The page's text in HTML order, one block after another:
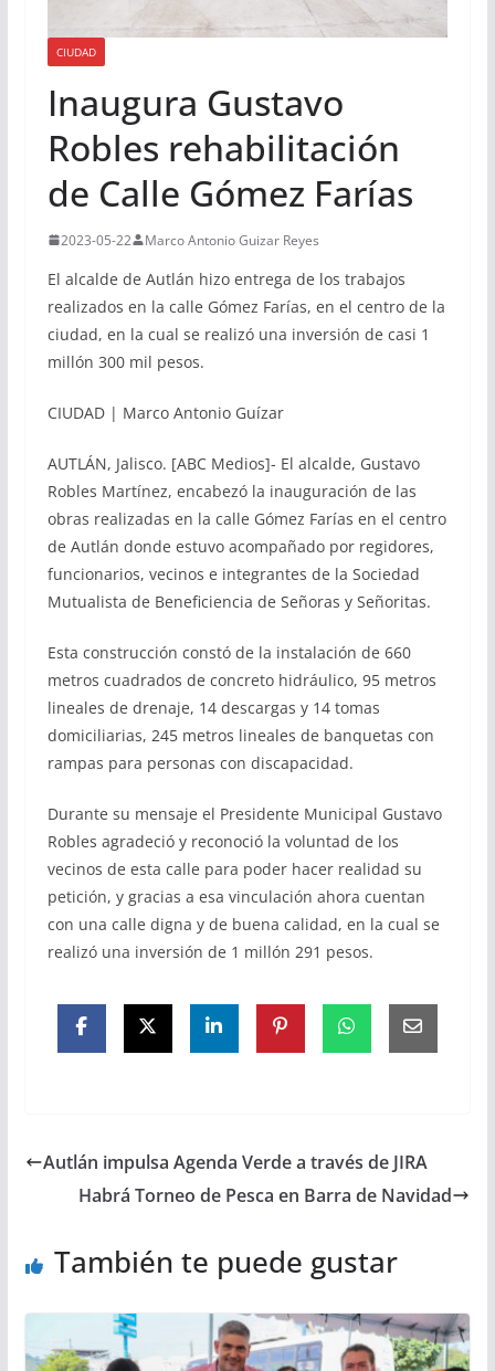
CIUDAD
Inaugura Gustavo
Robles rehabilitación
de Calle Gómez Farías
2023-05-22 Marco Antonio Guizar Reyes
El alcalde de Autlán hizo entrega de los trabajos
realizados en la calle Gómez Farías, en el centro de la
ciudad, en la cual se realizó una inversión de casi 1
millón 300 mil pesos.
CIUDAD | Marco Antonio Guízar
AUTLÁN, Jalisco. [ABC Medios]- El alcalde, Gustavo
Robles Martínez, encabezó la inauguración de las
obras realizadas en la calle Gómez Farías en el centro
de Autlán donde estuvo acompañado por regidores,
funcionarios, vecinos e integrantes de la Sociedad
Mutualista de Beneficiencia de Señoras y Señoritas.
Esta construcción constó de la instalación de 660
metros cuadrados de concreto hidráulico, 95 metros
lineales de drenaje, 14 descargas y 14 tomas
domiciliarias, 245 metros lineales de banquetas con
rampas para personas con discapacidad.
Durante su mensaje el Presidente Municipal Gustavo
Robles agradeció y reconoció la voluntad de los
vecinos de esta calle para poder hacer realidad su
petición, y gracias a esa vinculación ahora cuentan
con una calle digna y de buena calidad, en la cual se
realizó una inversión de 1 millón 291 pesos.
Autlán impulsa Agenda Verde a través de JIRA
Habrá Torneo de Pesca en Barra de Navidad
También te puede gustar